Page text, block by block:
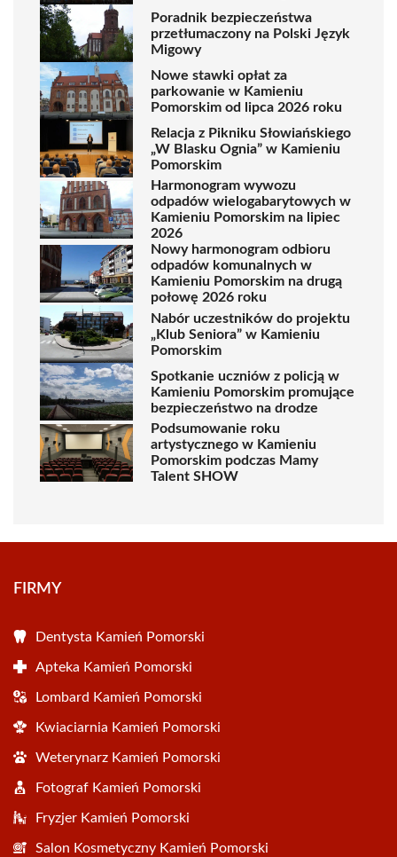
Poradnik bezpieczeństwa
przetłumaczony na Polski Język
Migowy
Nowe stawki opłat za
parkowanie w Kamieniu
Pomorskim od lipca 2026 roku
Relacja z Pikniku Słowiańskiego
„W Blasku Ognia” w Kamieniu
Pomorskim
Harmonogram wywozu
odpadów wielogabarytowych w
Kamieniu Pomorskim na lipiec
2026
Nowy harmonogram odbioru
odpadów komunalnych w
Kamieniu Pomorskim na drugą
połowę 2026 roku
Nabór uczestników do projektu
„Klub Seniora” w Kamieniu
Pomorskim
Spotkanie uczniów z policją w
Kamieniu Pomorskim promujące
bezpieczeństwo na drodze
Podsumowanie roku
artystycznego w Kamieniu
Pomorskim podczas Mamy
Talent SHOW
FIRMY
Dentysta Kamień Pomorski
Apteka Kamień Pomorski
Lombard Kamień Pomorski
Kwiaciarnia Kamień Pomorski
Weterynarz Kamień Pomorski
Fotograf Kamień Pomorski
Fryzjer Kamień Pomorski
Salon Kosmetyczny Kamień Pomorski